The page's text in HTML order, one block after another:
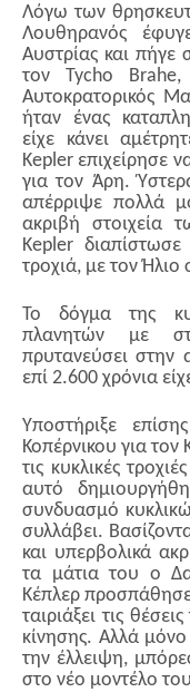
Λόγω των
Λουθηρανός
Αυστρίας και πήγε
τον Tycho
Αυτοκρατορικός
ήταν ένας
είχε κάνει
Kepler επιχείρησε
για τον Άρη.
απέρριψε πολλά
ακριβή στοιχεία
Kepler
τροχιά, με τον Ήλιο
Το δόγμα της
πλανητών με
πρυτανεύσει στην
επί 2.600 χρόνια
Υποστήριξε
Κοπέρνικου για
τις κυκλικές
αυτό
συνδυασμό
συλλάβει.
και υπερβολικά
τα μάτια του ο
Κέπλερ
ταιριάξει τις
κίνησης. Αλλά
την έλλειψη,
στο νέο μοντέλο